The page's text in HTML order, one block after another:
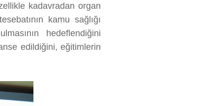
kadavradan organ
kamu sağlığı
hedeflendiğini
edildiğini, eğitimlerin